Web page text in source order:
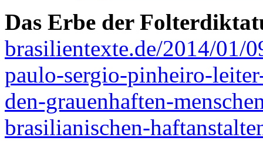
Das Erbe der
brasilientexte.de/2014/01/
paulo-sergio-pinheiro-
den-grauenhaften-
brasilianischen-